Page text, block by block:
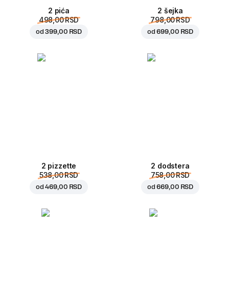
2 pića
498,00 RSD
od399,00 RSD
2 šejka
798,00 RSD
od699,00 RSD
2 pizzette
538,00 RSD
od469,00 RSD
2 dodstera
758,00 RSD
od669,00 RSD